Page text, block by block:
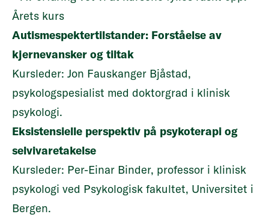
Årets kurs
Autismespektertilstander: Forståelse av
kjernevansker og tiltak
Kursleder: Jon Fauskanger Bjåstad,
psykologspesialist med doktorgrad i klinisk
psykologi.
Eksistensielle perspektiv på psykoterapi og
selvivaretakelse
Kursleder: Per-Einar Binder, professor i klinisk
psykologi ved Psykologisk fakultet, Universitet i
Bergen.